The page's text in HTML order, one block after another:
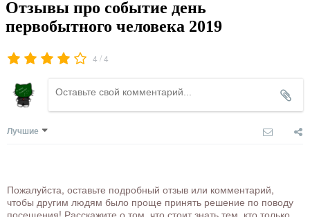
Отзывы про событие день
первобытного человека 2019
4 /4
Лучшие
Пожалуйста, оставьте подробный отзыв или комментарий,
чтобы другим людям было проще принять решение по поводу